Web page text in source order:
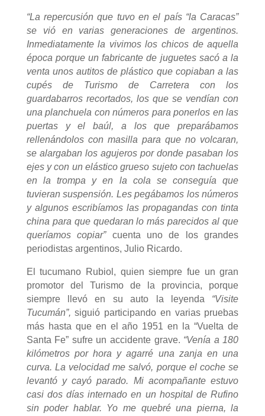
“La repercusión que tuvo en el país “la Caracas”
se vió en varias generaciones de argentinos.
Inmediatamente la vivimos los chicos de aquella
época porque un fabricante de juguetes sacó a la
venta unos autitos de plástico que copiaban a las
cupés de Turismo de Carretera con los
guardabarros recortados, los que se vendían con
una planchuela con números para ponerlos en las
puertas y el baúl, a los que preparábamos
rellenándolos con masilla para que no volcaran,
se alargaban los agujeros por donde pasaban los
ejes y con un elástico grueso sujeto con tachuelas
en la trompa y en la cola se conseguía que
tuvieran suspensión. Les pegábamos los números
y algunos escribíamos las propagandas con tinta
china para que quedaran lo más parecidos al que
queríamos copiar”cuenta uno de los grandes
periodistas argentinos, Julio Ricardo.
El tucumano Rubiol, quien siempre fue un gran
promotor del Turismo de la provincia, porque
siempre llevó en su auto la leyenda “Visite
Tucumán”, siguió participando en varias pruebas
más hasta que en el año 1951 en la “Vuelta de
Santa Fe” sufre un accidente grave. “Venía a 180
kilómetros por hora y agarré una zanja en una
curva. La velocidad me salvó, porque el coche se
levantó y cayó parado. Mi acompañante estuvo
casi dos días internado en un hospital de Rufino
sin poder hablar. Yo me quebré una pierna, la